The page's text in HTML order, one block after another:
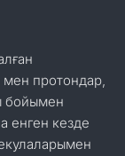
мен протондар,
бойымен
енген кезде